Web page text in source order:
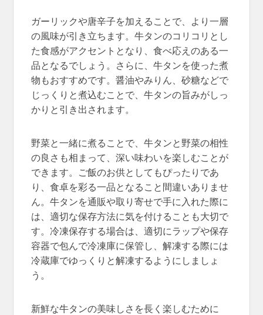
ガーリックや唐辛子を加えることで、より一層
の風味が引き立ちます。牛タンのコリコリとし
た食感がアクセントとなり、食べ応えのある一
品となるでしょう。さらに、牛タンを使った煮
物もおすすめです。醤油やみりん、砂糖などで
じっくりと煮込むことで、牛タンの旨みがしっ
かりと引き出されます。
野菜と一緒に煮ることで、牛タンと野菜の相性
の良さも相まって、深い味わいを楽しむことが
できます。ご飯のお供としてもぴったりであ
り、食卓を彩る一品となること間違いありませ
ん。牛タンを通販や取り寄せで手に入れた際に
は、適切な保存方法に気を付けることも大切で
す。冷凍保存する場合は、適切にラップや保存
容器で包んで冷凍庫に保管し、解凍する際には
冷蔵庫でゆっくりと解凍するようにしましょ
う。
新鮮な牛タンの美味しさを長く楽しむために